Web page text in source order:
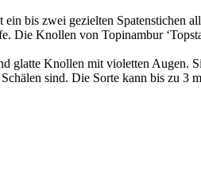
bis zwei gezielten Spatenstichen
Die Knollen von Topinambur
glatte Knollen mit violetten Augen.
sind. Die Sorte kann bis zu 3